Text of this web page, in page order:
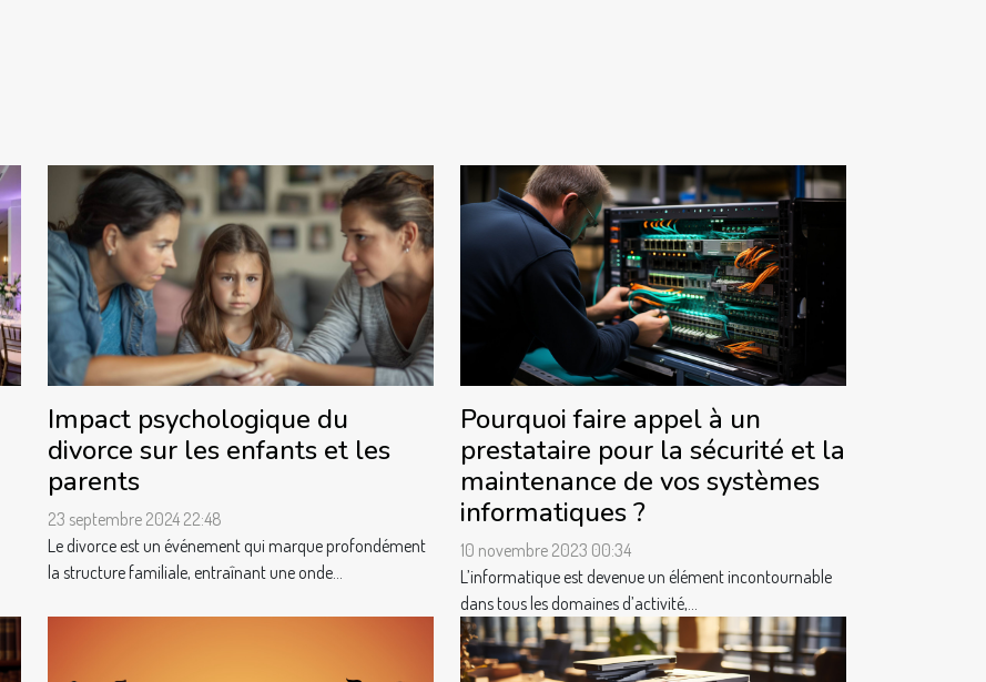
Impact psychologique du
divorce sur les enfants et les
parents
23 septembre 2024 22:48
Le divorce est un événement qui marque profondément
la structure familiale, entraînant une onde...
Pourquoi faire appel à un
prestataire pour la sécurité et la
maintenance de vos systèmes
informatiques ?
10 novembre 2023 00:34
L’informatique est devenue un élément incontournable
dans tous les domaines d’activité,...